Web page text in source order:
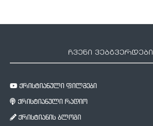
ჩვენი ვებგვერდები
ქრისტიანული ფილმები
ქრისტიანული რადიო
ქრისტიანის ბლოგი